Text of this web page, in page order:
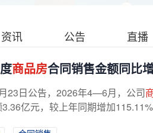
资讯 公告 直播
商品房合同销售金额同比
23日公告，2026年4—6月，公司
亿元，较上年同期增加